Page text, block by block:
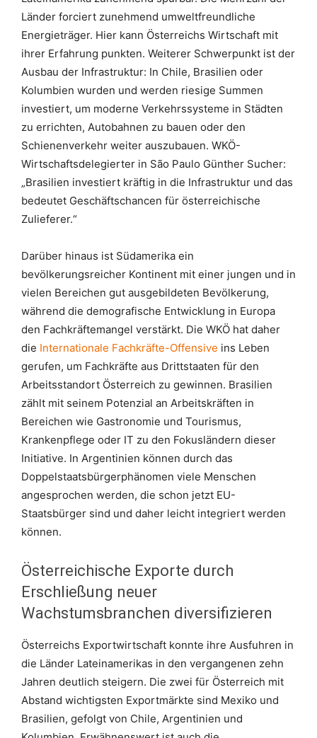
Länder forciert zunehmend umweltfreundliche
Energieträger. Hier kann Österreichs Wirtschaft mit
ihrer Erfahrung punkten. Weiterer Schwerpunkt ist der
Ausbau der Infrastruktur: In Chile, Brasilien oder
Kolumbien wurden und werden riesige Summen
investiert, um moderne Verkehrssysteme in Städten
zu errichten, Autobahnen zu bauen oder den
Schienenverkehr weiter auszubauen. WKÖ-
Wirtschaftsdelegierter in São Paulo Günther Sucher:
„Brasilien investiert kräftig in die Infrastruktur und das
bedeutet Geschäftschancen für österreichische
Zulieferer.“
Darüber hinaus ist Südamerika ein
bevölkerungsreicher Kontinent mit einer jungen und in
vielen Bereichen gut ausgebildeten Bevölkerung,
während die demografische Entwicklung in Europa
den Fachkräftemangel verstärkt. Die WKÖ hat daher
die Internationale Fachkräfte-Offensive ins Leben
gerufen, um Fachkräfte aus Drittstaaten für den
Arbeitsstandort Österreich zu gewinnen. Brasilien
zählt mit seinem Potenzial an Arbeitskräften in
Bereichen wie Gastronomie und Tourismus,
Krankenpflege oder IT zu den Fokusländern dieser
Initiative. In Argentinien können durch das
Doppelstaatsbürgerphänomen viele Menschen
angesprochen werden, die schon jetzt EU-
Staatsbürger sind und daher leicht integriert werden
können.
Österreichische Exporte durch
Erschließung neuer
Wachstumsbranchen diversifizieren
Österreichs Exportwirtschaft konnte ihre Ausfuhren in
die Länder Lateinamerikas in den vergangenen zehn
Jahren deutlich steigern. Die zwei für Österreich mit
Abstand wichtigsten Exportmärkte sind Mexiko und
Brasilien, gefolgt von Chile, Argentinien und